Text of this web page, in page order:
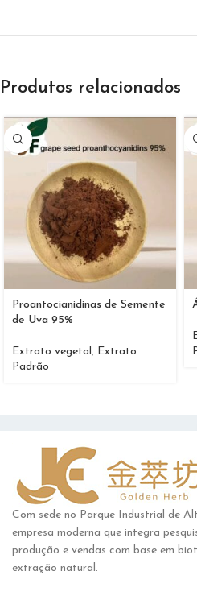
Produtos relacionados
Proantocianidinas de Semente
de Uva 95%
Extrato vegetal, Extrato
Padrão
Com sede no Parque Industrial de
empresa moderna que integra
produção e vendas com base em
extração natural.